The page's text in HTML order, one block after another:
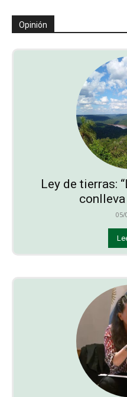
Opinión
Ley de tierras:
conlleva
05/